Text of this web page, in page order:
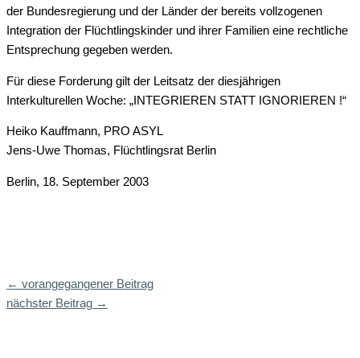
der Bundesregierung und der Länder der bereits vollzogenen
Integration der Flüchtlingskinder und ihrer Familien eine rechtliche
Entsprechung gegeben werden.
Für diese Forderung gilt der Leitsatz der diesjährigen
Interkulturellen Woche: „INTEGRIEREN STATT IGNORIEREN !“
Heiko Kauffmann, PRO ASYL
Jens-Uwe Thomas, Flüchtlingsrat Berlin
Berlin, 18. September 2003
← vorangegangener Beitrag
nächster Beitrag →